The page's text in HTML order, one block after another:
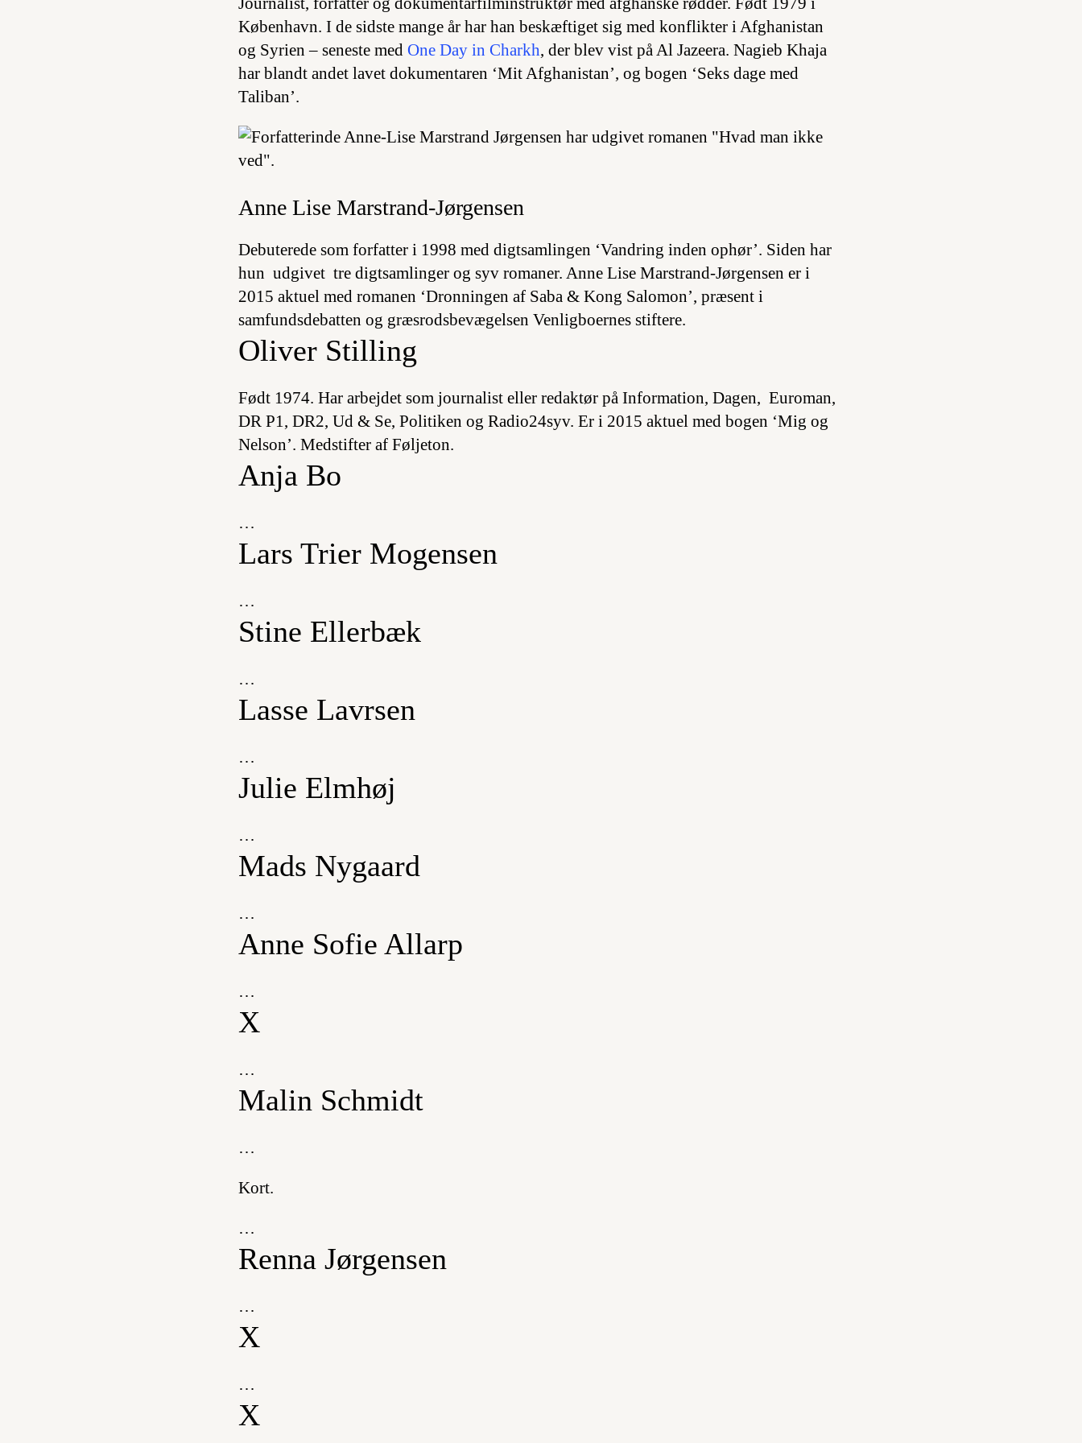
København. I de sidste mange år har han beskæftiget sig med konflikter i Afghanistan
og Syrien – seneste med One Day in Charkh, der blev vist på Al Jazeera. Nagieb Khaja
har blandt andet lavet dokumentaren ‘Mit Afghanistan’, og bogen ‘Seks dage med
Taliban’.
Anne Lise Marstrand-Jørgensen
Debuterede som forfatter i 1998 med digtsamlingen ‘Vandring inden ophør’. Siden har
hun udgivet tre digtsamlinger og syv romaner. Anne Lise Marstrand-Jørgensen er i
2015 aktuel med romanen ‘Dronningen af Saba & Kong Salomon’, præsent i
samfundsdebatten og græsrodsbevægelsen Venligboernes stiftere.
Oliver Stilling
Født 1974. Har arbejdet som journalist eller redaktør på Information, Dagen, Euroman,
DR P1, DR2, Ud & Se, Politiken og Radio24syv. Er i 2015 aktuel med bogen ‘Mig og
Nelson’. Medstifter af Føljeton.
Anja Bo
…
Lars Trier Mogensen
…
Stine Ellerbæk
…
Lasse Lavrsen
…
Julie Elmhøj
…
Mads Nygaard
…
Anne Sofie Allarp
…
X
…
Malin Schmidt
…
Kort.
…
Renna Jørgensen
…
X
…
X